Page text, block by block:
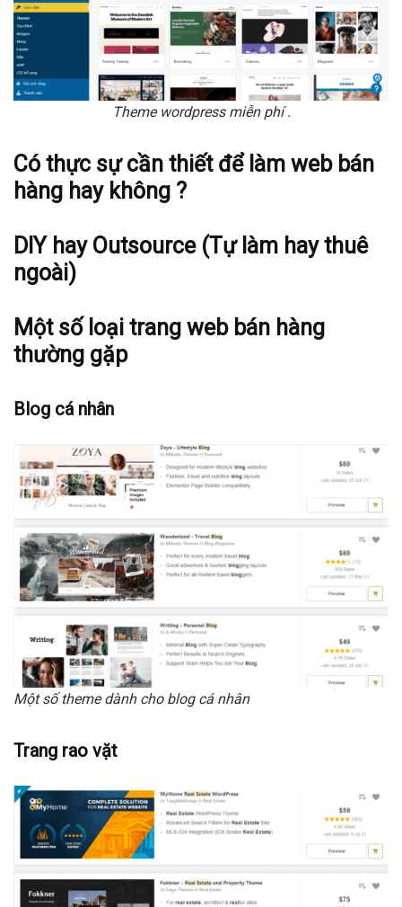
Theme wordpress miễn phí .
Có thực sự cần thiết để làm web bán
hàng hay không ?
DIY hay Outsource (Tự làm hay thuê
ngoài)
Một số loại trang web bán hàng
thường gặp
Blog cá nhân
Một số theme dành cho blog cá nhân
Trang rao vặt